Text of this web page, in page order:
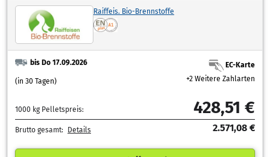
Raiffeis. Bio-Brennstoffe
bis Do 17.09.2026
(in 30 Tagen)
EC-Karte
+2 Weitere Zahlarten
1000 kg Pelletspreis: 428,51 €
Brutto gesamt: Details 2.571,08 €